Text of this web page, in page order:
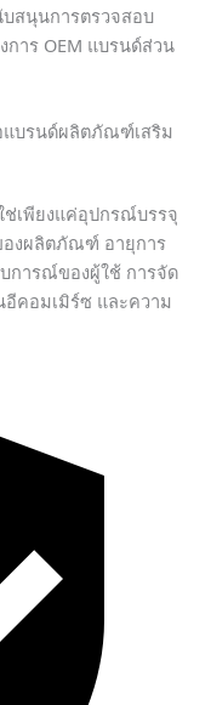
สนุนการตรวจสอบ
าร OEM แบรนด์ส่วน
บรนด์ผลิตภัณฑ์เสริม
เพียงแค่อุปกรณ์บรรจุ
องผลิตภัณฑ์ อายุการ
การณ์ของผู้ใช้ การจัด
คอมเมิร์ซ และความ